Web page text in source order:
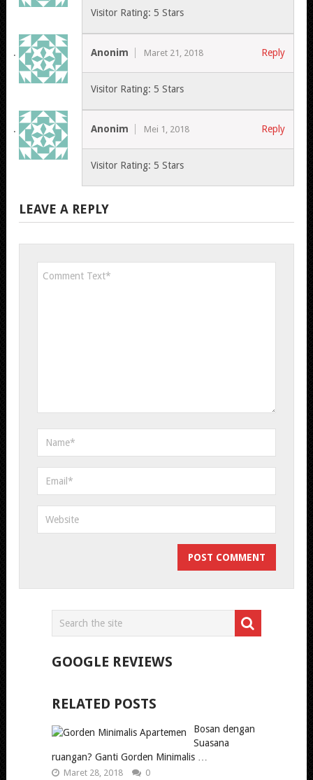
Visitor Rating: 5 Stars
Anonim Maret 21, 2018 Reply
Visitor Rating: 5 Stars
Anonim Mei 1, 2018 Reply
Visitor Rating: 5 Stars
LEAVE A REPLY
GOOGLE REVIEWS
RELATED POSTS
Bosan dengan
Suasana
ruangan? Ganti Gorden Minimalis …
Maret 28, 2018 0